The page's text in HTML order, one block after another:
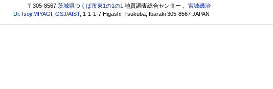
〒305-8567茨城県つくば市東1の1の1 地質調査総合センター，宮城磯治
Dr. Isoji MIYAGI ,GSJ/AIST, 1-1-1-7 Higashi, Tsukuba, Ibaraki 305-8567 JAPAN